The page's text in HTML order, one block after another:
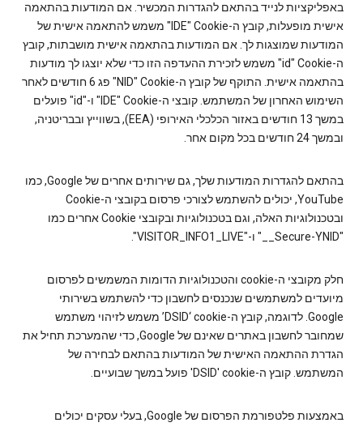
באפליקציות לנייד בהתאם להגדרות המכשיר. אם המודעות בהתאמה
אישית מופעלות, קובץ ה-Cookie‏ "IDE" משמש להתאמה אישית של
המודעות שמוצגות לך. אם המודעות בהתאמה אישית מושבתות, קובץ
ה-Cookie‏ "id" משמש לזכירת ההעדפה הזו כדי שלא יוצגו לך מודעות
בהתאמה אישית. התוקף של קובץ ה-Cookie‏ "NID" פג 6 חודשים לאחר
השימוש האחרון של המשתמש. קובצי ה-Cookie‏ "IDE" ו-"id" פועלים
במשך 13 חודשים באזור הכלכלי האירופי (EEA), בשווייץ ובבריטניה,
ובמשך 24 חודשים בכל מקום אחר.
בהתאם להגדרות המודעות שלך, גם שירותים אחרים של Google, כמו
YouTube, יכולים להשתמש לצורכי פרסום בקובצי ה-Cookie
ובטכנולוגיות האלה, וגם בטכנולוגיות ובקובצי Cookie אחרים כמו
"‎__Secure-YNID" ו-"VISITOR_INFO1_LIVE".
חלק מקובצי ה-cookie והטכנולוגיות הדומות המשמשים לפרסום
מיועדים למשתמשים שנכנסים לחשבון כדי להשתמש בשירותי
Google. לדוגמה, קובץ ה-cookie‏ ‘DSID’ משמש לזיהוי משתמש
שמחובר לחשבון באתרים שאינם של Google, כדי שהמערכת תחיל את
הגדרת ההתאמה האישית של המודעות בהתאם לבחירה של
המשתמש. קובץ ה-cookie‏ 'DSID' פועל במשך שבועיים.
באמצעות פלטפורמת הפרסום של Google, בעלי עסקים יכולים